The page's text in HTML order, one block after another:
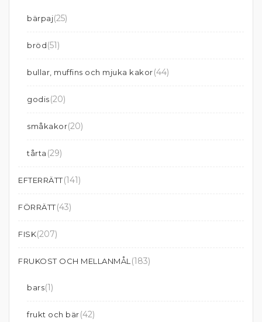
bärpaj(25)
bröd(51)
bullar, muffins och mjuka kakor(44)
godis(20)
småkakor(20)
tårta (29)
EFTERRÄTT(141)
FÖRRÄTT(43)
FISK(207)
FRUKOST OCH MELLANMÅL (183)
bars(1)
frukt och bär(42)